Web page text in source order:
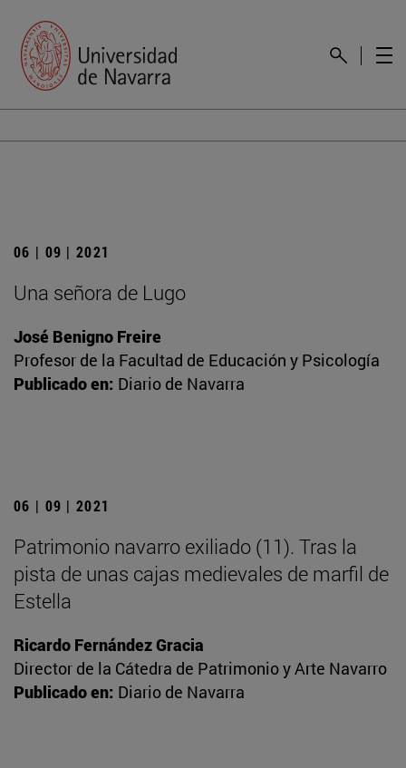
06 | 09 | 2021
Una señora de Lugo
José Benigno Freire
Profesor de la Facultad de Educación y Psicología
Publicado en: Diario de Navarra
06 | 09 | 2021
Patrimonio navarro exiliado (11). Tras la
pista de unas cajas medievales de marfil de
Estella
Ricardo Fernández Gracia
Director de la Cátedra de Patrimonio y Arte Navarro
Publicado en: Diario de Navarra